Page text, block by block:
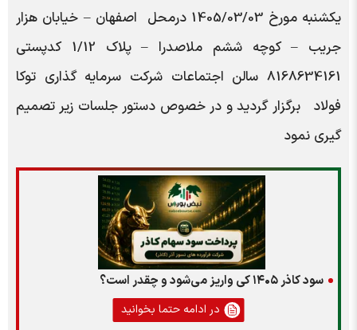
یکشنبه مورخ 1405/03/03 درمحل اصفهان – خيابان هزار
جريب – کوچه ششم ملاصدرا – پلاک 1/12 کدپستي
8168634161 سالن اجتماعات شرکت سرمايه گذاري توکا
فولاد
برگزار گردید و در خصوص دستور جلسات زیر تصمیم
گیری نمود
سود کاذر ۱۴۰۵ کی واریز می‌شود و چقدر است؟
در ادامه حتما بخوانید